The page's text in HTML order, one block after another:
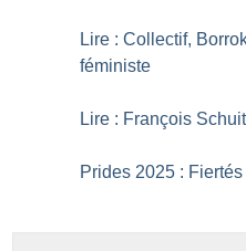
Lire : Collectif,
féministe
Lire : François
Prides 2025 :